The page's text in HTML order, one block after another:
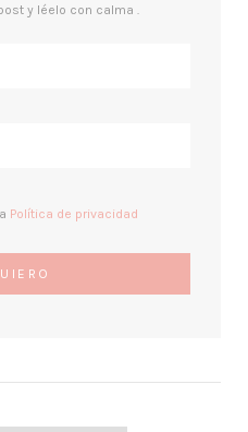
y léelo con calma .
Política de privacidad